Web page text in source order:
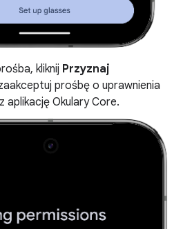
kliknij Przyznaj
prośbę o uprawnienia
aplikację Okulary Core.